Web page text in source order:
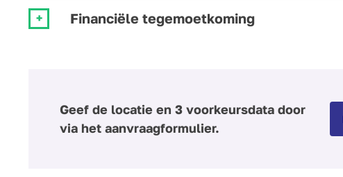
Financiële tegemoetkoming
Geef de locatie en 3 voorkeursdata door
via het aanvraagformulier.